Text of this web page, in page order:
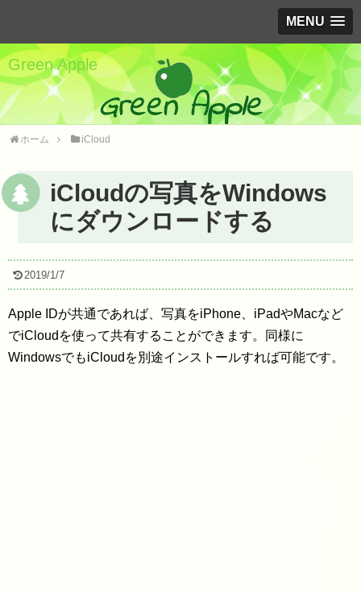
MENU
Green Apple
ホーム iCloud
iCloudの写真をWindows
にダウンロードする
2019/1/7
Apple IDが共通であれば、写真をiPhone、iPadやMacなど
でiCloudを使って共有することができます。同様に
WindowsでもiCloudを別途インストールすれば可能です。